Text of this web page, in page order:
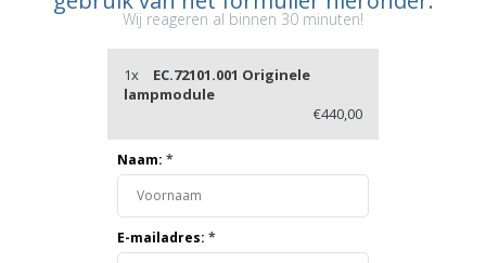
Wij reageren al binnen 30 minuten!
1x
EC.72101.001 Originele
lampmodule
€440,00
Naam: *
E-mailadres: *